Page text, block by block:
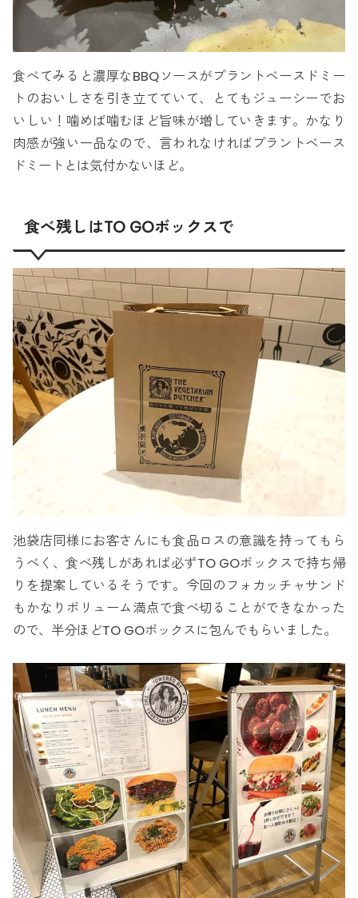
食べてみると濃厚なBBQソースがプラントベースドミー
トのおいしさを引き立てていて、とてもジューシーでお
いしい！噛めば噛むほど旨味が増していきます。かなり
肉感が強い一品なので、言われなければプラントベース
ドミートとは気付かないほど。
食べ残しはTO GOボックスで
池袋店同様にお客さんにも食品ロスの意識を持ってもら
うべく、食べ残しがあれば必ずTO GOボックスで持ち帰
りを提案しているそうです。今回のフォカッチャサンド
もかなりボリューム満点で食べ切ることができなかった
ので、半分ほどTO GOボックスに包んでもらいました。